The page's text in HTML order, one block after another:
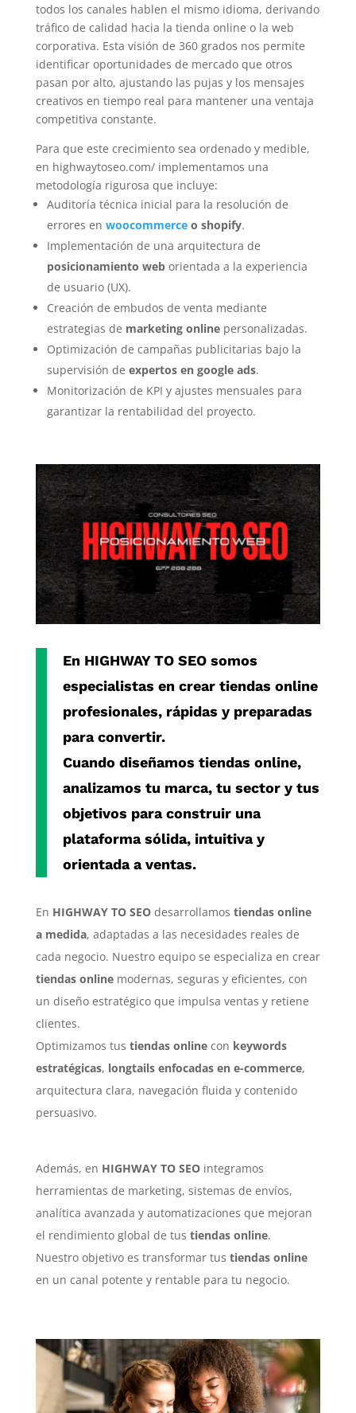
todos los canales hablen el mismo idioma, derivando
tráfico de calidad hacia la tienda online o la web
corporativa. Esta visión de 360 grados nos permite
identificar oportunidades de mercado que otros
pasan por alto, ajustando las pujas y los mensajes
creativos en tiempo real para mantener una ventaja
competitiva constante.
Para que este crecimiento sea ordenado y medible,
en highwaytoseo.com/ implementamos una
metodología rigurosa que incluye:
Auditoría técnica inicial para la resolución de
errores en woocommerceo shopify.
Implementación de una arquitectura de
posicionamiento weborientada a la experiencia
de usuario (UX).
Creación de embudos de venta mediante
estrategias de marketing onlinepersonalizadas.
Optimización de campañas publicitarias bajo la
supervisión de expertos en google ads.
Monitorización de KPI y ajustes mensuales para
garantizar la rentabilidad del proyecto.
En HIGHWAY TO SEOsomos
especialistas en crear tiendas online
profesionales, rápidas y preparadas
para convertir.
Cuando diseñamos tiendas online,
analizamos tu marca, tu sector y tus
objetivos para construir una
plataforma sólida, intuitiva y
orientada a ventas.
En HIGHWAY TO SEOdesarrollamos tiendas online
a medida, adaptadas a las necesidades reales de
cada negocio. Nuestro equipo se especializa en crear
tiendas onlinemodernas, seguras y eficientes, con
un diseño estratégico que impulsa ventas y retiene
clientes.
Optimizamos tus tiendas onlinecon keywords
estratégicas, longtails enfocadas en e-commerce,
arquitectura clara, navegación fluida y contenido
persuasivo.
Además, en HIGHWAY TO SEOintegramos
herramientas de marketing, sistemas de envíos,
analítica avanzada y automatizaciones que mejoran
el rendimiento global de tus tiendas online.
Nuestro objetivo es transformar tus tiendas online
en un canal potente y rentable para tu negocio.